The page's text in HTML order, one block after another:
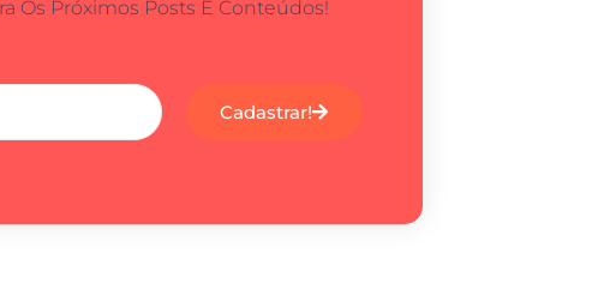
Os Próximos Posts E Conteúdos!
Cadastrar!